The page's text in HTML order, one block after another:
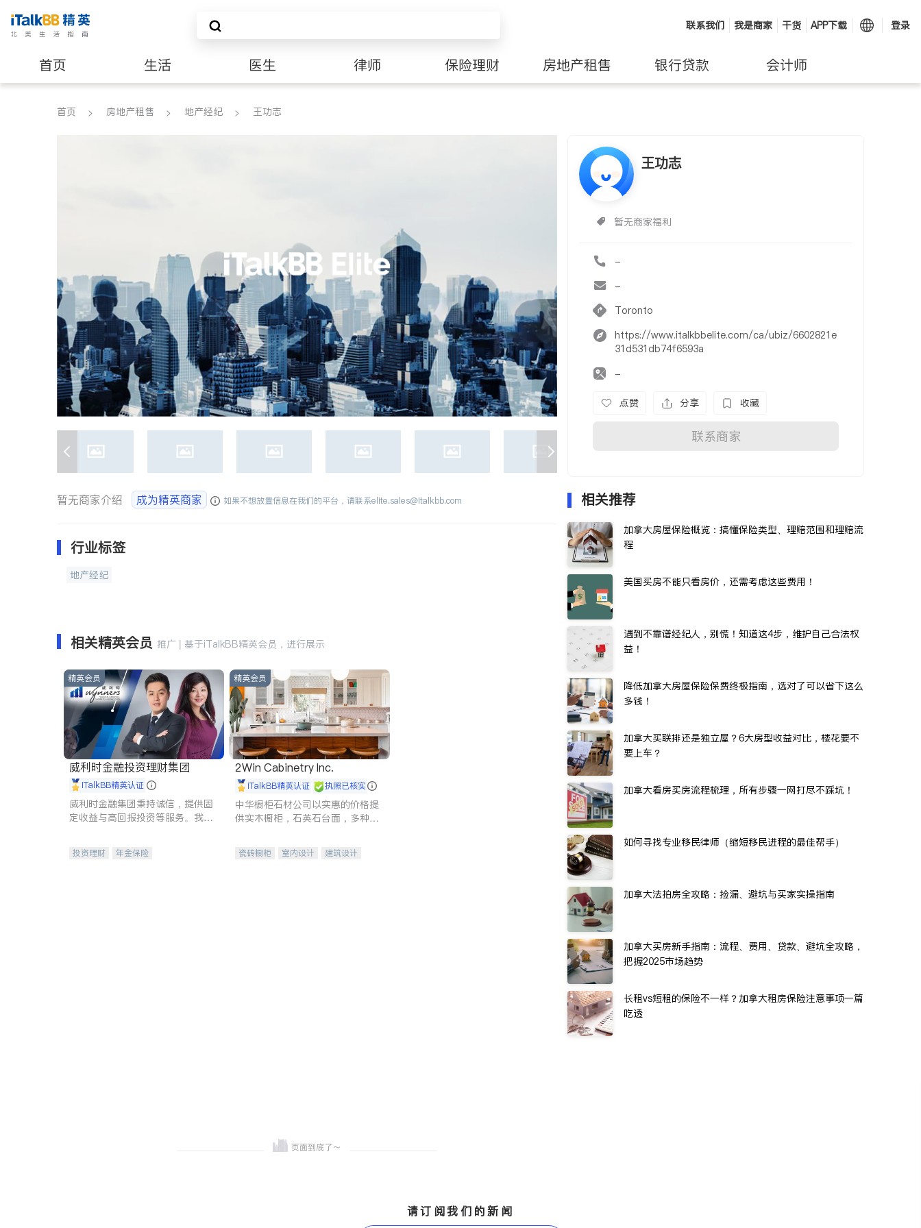
联系我们 我是商家 干货 APP下载 登录
首页 生活 医生 律师 保险理财 房地产租售 银行贷款 会计师
建筑装修
首页 房地产租售 地产经纪 王功志
王功志
暂无商家福利
-
-
Toronto
https://www.italkbbelite.com/ca/ubiz/6602821e
31d531db74f6593a
-
点赞 分享 收藏
联系商家
暂无商家介绍 成为精英商家 如果不想放置信息在我们的平台，请联系elite.sales@italkbb.com
行业标签
地产经纪
相关精英会员 推广 | 基于iTalkBB精英会员，进行展示
精英会员
威利时金融投资理财集团
iTalkBB精英认证
威利时金融集团秉持诚信，提供固
定收益与高回报投资等服务。我们
元化组合，助力客户实现目标
投资理财
年金保险
精英会员
2Win Cabinetry Inc.
iTalkBB精英认证 执照已核实
中华橱柜石材公司以实惠的价格提
供实木橱柜，石英石台面，多种优
机。品质厨房，家的选择。
瓷砖橱柜 室内设计
建筑设计
相关推荐
加拿大房屋保险概览：搞懂保险类型、理赔范围和理赔流
程
美国买房不能只看房价，还需考虑这些费用！
遇到不靠谱经纪人，别慌！知道这4步，维护自己合法权
益！
降低加拿大房屋保险保费终极指南，选对了可以省下这么
多钱！
加拿大买联排还是独立屋？6大房型收益对比，楼花要不
要上车？
加拿大看房买房流程梳理，所有步骤一网打尽不踩坑！
如何寻找专业移民律师（缩短移民进程的最佳帮手）
加拿大法拍房全攻略：捡漏、避坑与买家实操指南
加拿大买房新手指南：流程、费用、贷款、避坑全攻略，
把握2025市场趋势
长租vs短租的保险不一样？加拿大租房保险注意事项一篇
吃透
请订阅我们的新闻